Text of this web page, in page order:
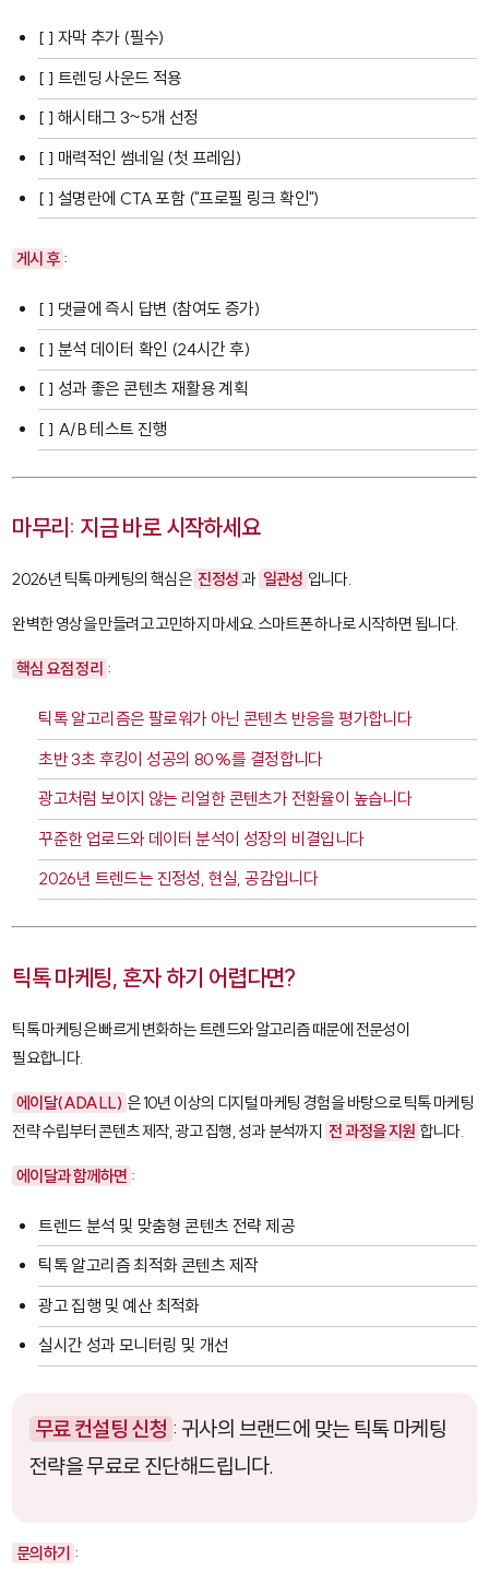
[ ] 자막 추가 (필수)
[ ] 트렌딩 사운드 적용
[ ] 해시태그 3~5개 선정
[ ] 매력적인 썸네일 (첫 프레임)
[ ] 설명란에 CTA 포함 ("프로필 링크 확인")
게시 후 :
[ ] 댓글에 즉시 답변 (참여도 증가)
[ ] 분석 데이터 확인 (24시간 후)
[ ] 성과 좋은 콘텐츠 재활용 계획
[ ] A/B 테스트 진행
마무리: 지금 바로 시작하세요
2026년 틱톡 마케팅의 핵심은 진정성 과 일관성 입니다.
완벽한 영상을 만들려고 고민하지 마세요. 스마트폰 하나로 시작하면 됩니다.
핵심 요점 정리 :
틱톡 알고리즘은 팔로워가 아닌 콘텐츠 반응을 평가합니다
초반 3초 후킹이 성공의 80%를 결정합니다
광고처럼 보이지 않는 리얼한 콘텐츠가 전환율이 높습니다
꾸준한 업로드와 데이터 분석이 성장의 비결입니다
2026년 트렌드는 진정성, 현실, 공감입니다
틱톡 마케팅, 혼자 하기 어렵다면?
틱톡 마케팅은 빠르게 변화하는 트렌드와 알고리즘 때문에 전문성이
필요합니다.
에이달(ADALL) 은 10년 이상의 디지털 마케팅 경험을 바탕으로 틱톡 마케팅
전략 수립부터 콘텐츠 제작, 광고 집행, 성과 분석까지 전 과정을 지원 합니다.
에이달과 함께하면 :
트렌드 분석 및 맞춤형 콘텐츠 전략 제공
틱톡 알고리즘 최적화 콘텐츠 제작
광고 집행 및 예산 최적화
실시간 성과 모니터링 및 개선
무료 컨설팅 신청 : 귀사의 브랜드에 맞는 틱톡 마케팅
전략을 무료로 진단해드립니다.
문의하기 :